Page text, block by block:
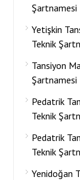
Şartnamesi
Yetişkin
Teknik
Tansiyon
Şartnamesi
Pedatrik
Teknik
Pedatrik
Teknik
Yenidoğan